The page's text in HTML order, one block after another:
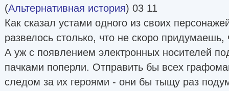
(Альтернативная история) 03 11
Как сказал устами одного из своих
развелось столько, что не скоро
А уж с появлением электронных носителей
пачками поперли. Отправить бы всех
следом за их героями - они бы тыщу раз